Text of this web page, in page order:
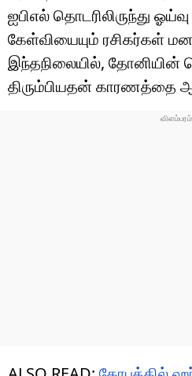
ஐபிஎல் தொடரிலிருந்து
கேள்வியையும் ரசிகர்கள்
இந்தநிலையில்,
திரும்பியதன் காரணத்தை